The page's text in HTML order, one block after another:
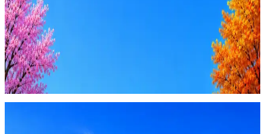
Будьте осторожны: если работодатель просит войти через
Google, iCloud или Госуслуги, прислать код или пароль,
запустить ПО или перевести деньги — это мошенники.
Жмите Пожаловаться